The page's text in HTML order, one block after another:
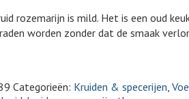
rozemarijn is mild. Het is een oud
worden zonder dat de smaak
Categorieën: Kruiden & specerijen,